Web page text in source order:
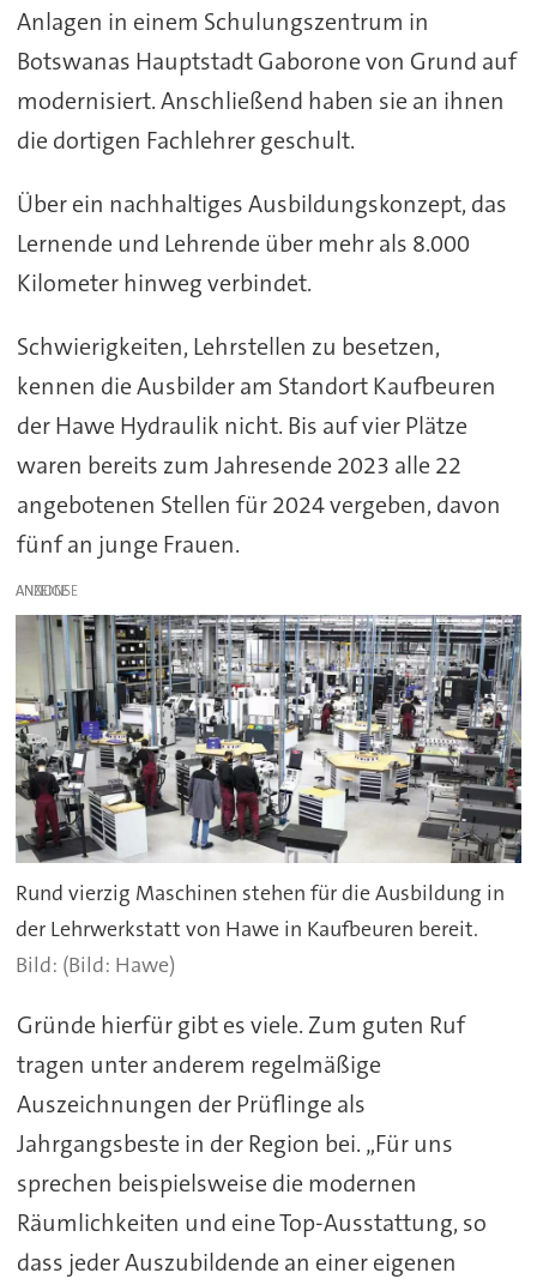
Anlagen in einem Schulungszentrum in
Botswanas Hauptstadt Gaborone von Grund auf
modernisiert. Anschließend haben sie an ihnen
die dortigen Fachlehrer geschult.
Über ein nachhaltiges Ausbildungskonzept, das
Lernende und Lehrende über mehr als 8.000
Kilometer hinweg verbindet.
Schwierigkeiten, Lehrstellen zu besetzen,
kennen die Ausbilder am Standort Kaufbeuren
der Hawe Hydraulik nicht. Bis auf vier Plätze
waren bereits zum Jahresende 2023 alle 22
angebotenen Stellen für 2024 vergeben, davon
fünf an junge Frauen.
ANZEIGE
Rund vierzig Maschinen stehen für die Ausbildung in
der Lehrwerkstatt von Hawe in Kaufbeuren bereit.
(Bild: Hawe)
Gründe hierfür gibt es viele. Zum guten Ruf
tragen unter anderem regelmäßige
Auszeichnungen der Prüflinge als
Jahrgangsbeste in der Region bei. „Für uns
sprechen beispielsweise die modernen
Räumlichkeiten und eine Top-Ausstattung, so
dass jeder Auszubildende an einer eigenen